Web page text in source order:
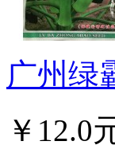
广州绿
￥12.0